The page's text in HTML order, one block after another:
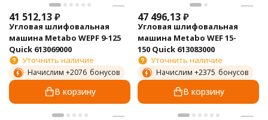
41 512,13₽
Угловая шлифовальная
машина Metabo WEPF 9-125
Quick 613069000
Уточнить наличие
Начислим +2076 бонусов
В корзину
47 496,13₽
Угловая шлифовальная
машина Metabo WEF 15-
150 Quick 613083000
Уточнить наличие
Начислим +2375 бонусов
В корзину